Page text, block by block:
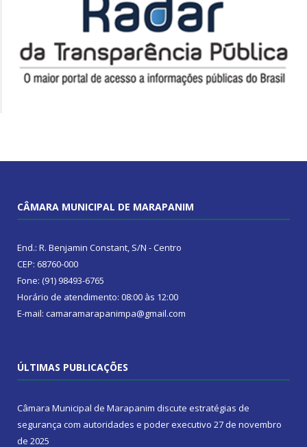
CÂMARA MUNICIPAL DE MARAPANIM
End.: R. Benjamin Constant, S/N - Centro
CEP: 68760-000
Fone: (91) 98493-6765
Horário de atendimento: 08:00 às 12:00
E-mail: camaramarapanimpa@gmail.com
ÚLTIMAS PUBLICAÇÕES
Câmara Municipal de Marapanim discute estratégias de
segurança com autoridades e poder executivo 27 de novembro
de 2025